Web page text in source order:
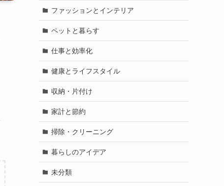
ファッションとインテリア
ペットと暮らす
仕事と効率化
健康とライフスタイル
収納・片付け
家計と節約
掃除・クリーニング
暮らしのアイデア
未分類